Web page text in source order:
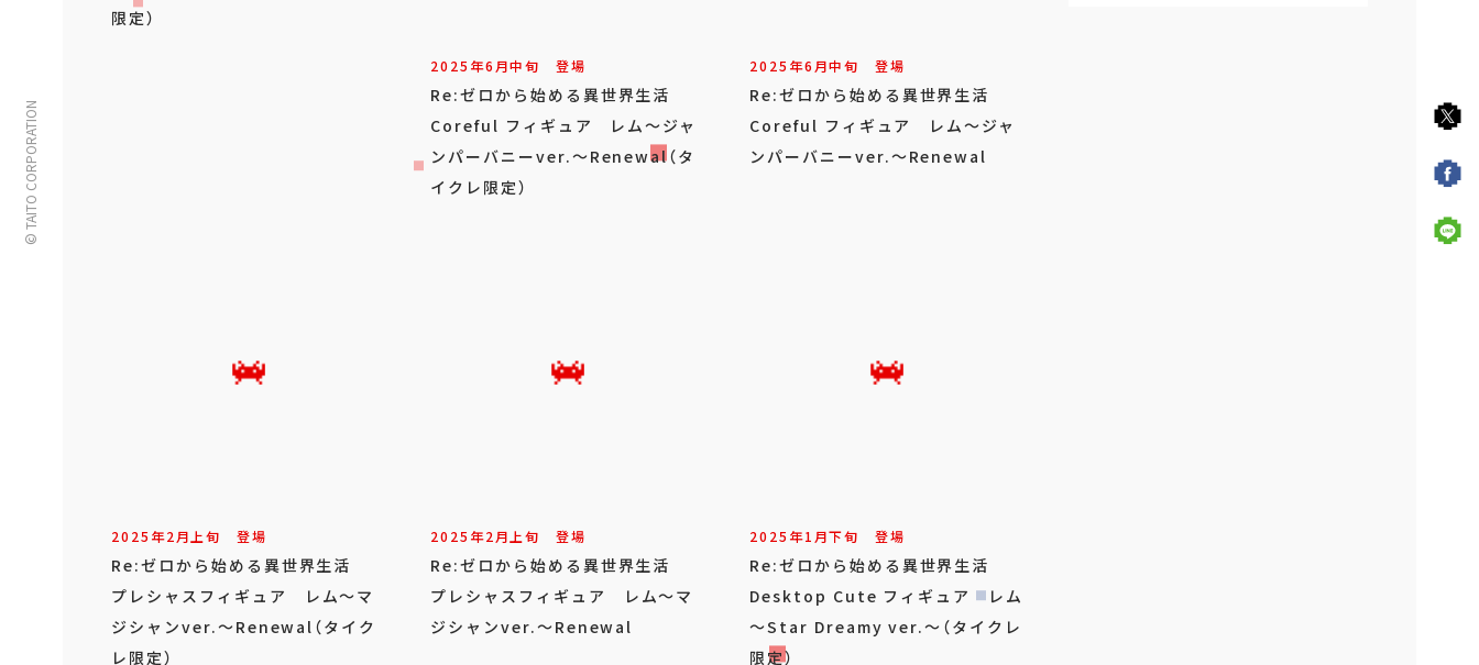
© TAITO CORPORATION
限定）
2025年6月中旬 登場
Re:ゼロから始める異世界生活
Coreful フィギュア レム～ジャ
ンパーバニーver.～Renewal（タ
イクレ限定）
2025年6月中旬 登場
Re:ゼロから始める異世界生活
Coreful フィギュア レム～ジャ
ンパーバニーver.～Renewal
2025年2月上旬 登場
Re:ゼロから始める異世界生活
プレシャスフィギュア レム～マ
ジシャンver.～Renewal（タイク
レ限定）
2025年2月上旬 登場
Re:ゼロから始める異世界生活
プレシャスフィギュア レム～マ
ジシャンver.～Renewal
2025年1月下旬 登場
Re:ゼロから始める異世界生活
Desktop Cute フィギュア レム
～Star Dreamy ver.～（タイクレ
限定）